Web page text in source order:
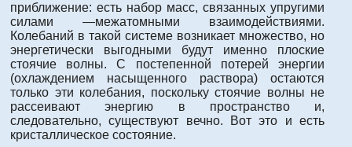
приближение: есть набор масс, связанных упругими
силами —межатомными взаимодействиями.
Колебаний в такой системе возникает множество, но
энергетически выгодными будут именно плоские
стоячие волны. С постепенной потерей энергии
(охлаждением насыщенного раствора) остаются
только эти колебания, поскольку стоячие волны не
рассеивают энергию в пространство и,
следовательно, существуют вечно. Вот это и есть
кристаллическое состояние.